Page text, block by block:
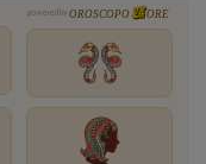
powered by OROSCOPO ORE